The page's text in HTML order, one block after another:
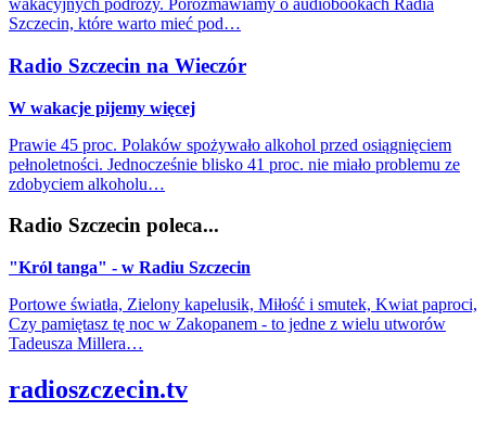
wakacyjnych podróży. Porozmawiamy o audiobookach Radia
Szczecin, które warto mieć pod…
Radio Szczecin na Wieczór
W wakacje pijemy więcej
Prawie 45 proc. Polaków spożywało alkohol przed osiągnięciem
pełnoletności. Jednocześnie blisko 41 proc. nie miało problemu ze
zdobyciem alkoholu…
Radio Szczecin poleca...
"Król tanga" - w Radiu Szczecin
Portowe światła, Zielony kapelusik, Miłość i smutek, Kwiat paproci,
Czy pamiętasz tę noc w Zakopanem - to jedne z wielu utworów
Tadeusza Millera…
radioszczecin.tv